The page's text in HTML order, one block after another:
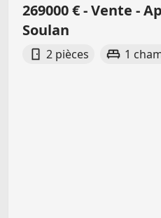
269000 € - Vente -
Soulan
2 pièces 1